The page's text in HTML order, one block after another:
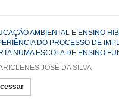
AMBIENTAL E ENSINO
DO PROCESSO DE
NUMA ESCOLA DE ENSINO
JOSÉ DA SILVA